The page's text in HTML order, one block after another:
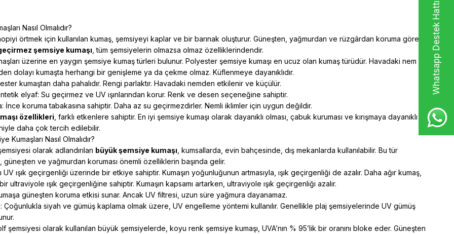
Whatsapp Destek Hattı
Nasıl Olmalıdır?
örtmek için kullanılan kumaş, şemsiyeyi kaplar ve bir barınak oluşturur. Güneşten, yağmurdan ve rüzgârdan koruma görevi
şemsiye kumaşı , tüm şemsiyelerin olmazsa olmaz özelliklerindendir.
üzerine en yaygın şemsiye kumaş türleri bulunur. Polyester şemsiye kumaşı en ucuz olan kumaş türüdür. Havadaki nem
dolayı kumaşta herhangi bir genişleme ya da çekme olmaz. Küflenmeye dayanıklıdır.
kumaştan daha pahalıdır. Rengi parlaktır. Havadaki nemden etkilenir ve küçülür.
elyaf: Su geçirmez ve UV ışınlarından korur. Renk ve desen seçeneğine sahiptir.
İnce koruma tabakasına sahiptir. Daha az su geçirmezdirler. Nemli iklimler için uygun değildir.
özellikleri , farklı etkenlere sahiptir. En iyi şemsiye kumaşı olarak dayanıklı olması, çabuk kuruması ve kırışmaya dayanıklı
daha çok tercih edilebilir.
Kumaşları Nasıl Olmalıdır?
olarak adlandırılan büyük şemsiye kumaşı , kumsallarda, evin bahçesinde, dış mekanlarda kullanılabilir. Bu tür
güneşten ve yağmurdan koruması önemli özelliklerin başında gelir.
UV ışık geçirgenliği üzerinde bir etkiye sahiptir. Kumaşın yoğunluğunun artmasıyla, ışık geçirgenliği de azalır. Daha ağır kumaş,
ultraviyole ışık geçirgenliğine sahiptir. Kumaşın kapsamı artarken, ultraviyole ışık geçirgenliği azalır.
güneşten koruma etkisi sunar. Ancak UV filtresi, uzun süre yağmura dayanamaz.
Çoğunlukla siyah ve gümüş kaplama olmak üzere, UV engelleme yöntemi kullanılır. Genellikle plaj şemsiyelerinde UV gümüş
şemsiyesi olarak kullanılan büyük şemsiyelerde, koyu renk şemsiye kumaşı, UVA’nın % 95’lik bir oranını bloke eder. Güneşten